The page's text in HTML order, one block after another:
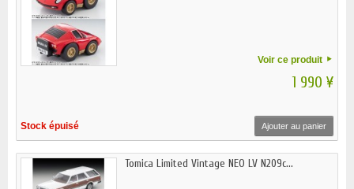
Voir ce produit
1 990 ¥
Stock épuisé Ajouter au panier
Tomica Limited Vintage NEO LV N209c...